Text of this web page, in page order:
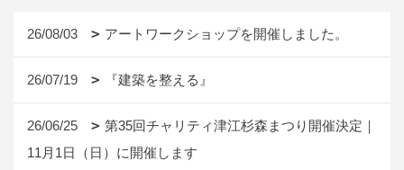
26/08/03 アートワークショップを開催しました。
26/07/19 『建築を整える』
26/06/25
第35回チャリティ津江杉森まつり開催決定｜
11月1日（日）に開催します